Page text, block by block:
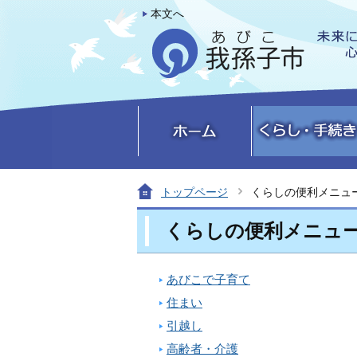
本文へ
トップページ くらしの便利メニュ
くらしの便利メニュ
あびこで子育て
住まい
引越し
高齢者・介護